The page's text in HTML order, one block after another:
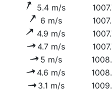
5.4 m/s
6 m/s
4.9 m/s
4.7 m/s
5 m/s
4.6 m/s
3.1 m/s